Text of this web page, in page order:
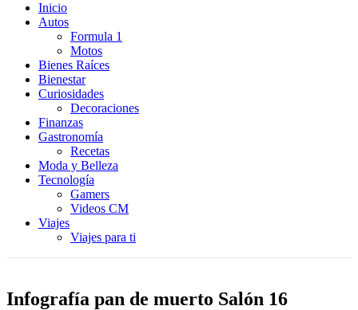
Inicio
Autos
Formula 1
Motos
Bienes Raíces
Bienestar
Curiosidades
Decoraciones
Finanzas
Gastronomía
Recetas
Moda y Belleza
Tecnología
Gamers
Videos CM
Viajes
Viajes para ti
Infografía pan de muerto Salón 16